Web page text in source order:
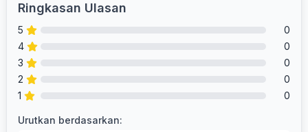
Ringkasan Ulasan
5
0
4
0
3
0
2
0
1
0
Urutkan berdasarkan: